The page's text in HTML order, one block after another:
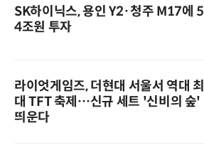
SK하이닉스, 용인 Y2·청주 M17에 5
4조원 투자
라이엇게임즈, 더현대 서울서 역대 최
대 TFT 축제…신규 세트 '신비의 숲'
띄운다